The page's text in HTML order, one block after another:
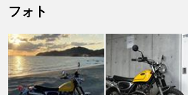
フォト